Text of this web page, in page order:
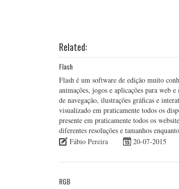
Related:
Flash
Flash é um software de edição muito
animações, jogos e aplicações para web
de navegação, ilustrações gráficas e
visualizado em praticamente todos os
presente em praticamente todos os
diferentes resoluções e tamanhos
Fábio Pereira
20-07-2015
RGB